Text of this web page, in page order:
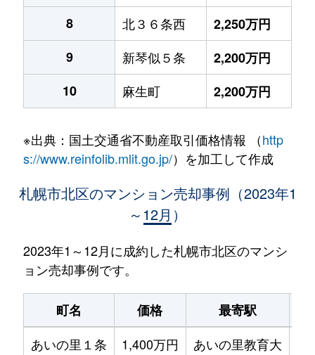
8
北３６条西
2,250万円
9
新琴似５条
2,200万円
10
麻生町 2,200万円
※出典：国土交通省不動産取引価格情報 （http
s://www.reinfolib.mlit.go.jp/）を加工して作成
札幌市北区のマンション売却事例（2023年1
～12月）
2023年1～12月に成約した札幌市北区のマンシ
ョン売却事例です。
町名 価格 最寄駅
あいの里１条
1,400万円 あいの里教育大